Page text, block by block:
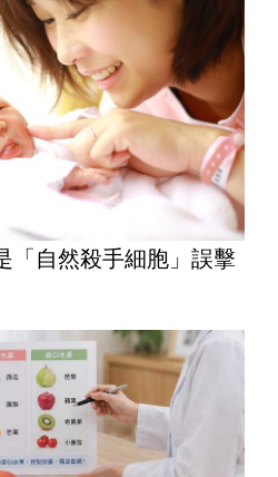
「自然殺手細胞」誤擊